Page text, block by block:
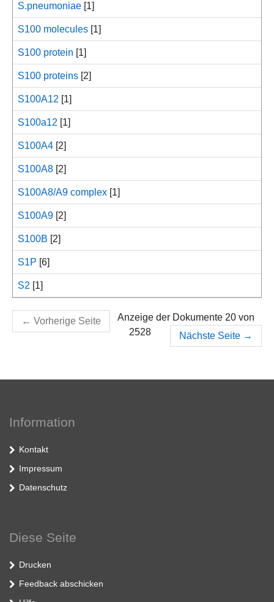
S.pneumoniae [1]
S100 molecules [1]
S100 protein [1]
S100 proteins [2]
S100A12 [1]
S100a12 [1]
S100A4 [2]
S100A8 [2]
S100A8/A9 complex [1]
S100A9 [2]
S100B [2]
S1P [6]
S2 [1]
← Vorherige Seite
Anzeige der Dokumente 20 von
2528
Nächste Seite →
Information
Kontakt
Impressum
Datenschutz
Diese Seite
Drucken
Feedback abschicken